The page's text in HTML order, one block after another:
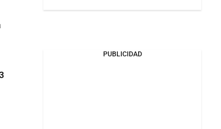
PUBLICIDAD